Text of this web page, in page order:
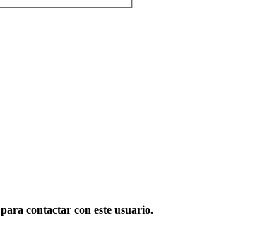
para contactar con este usuario.